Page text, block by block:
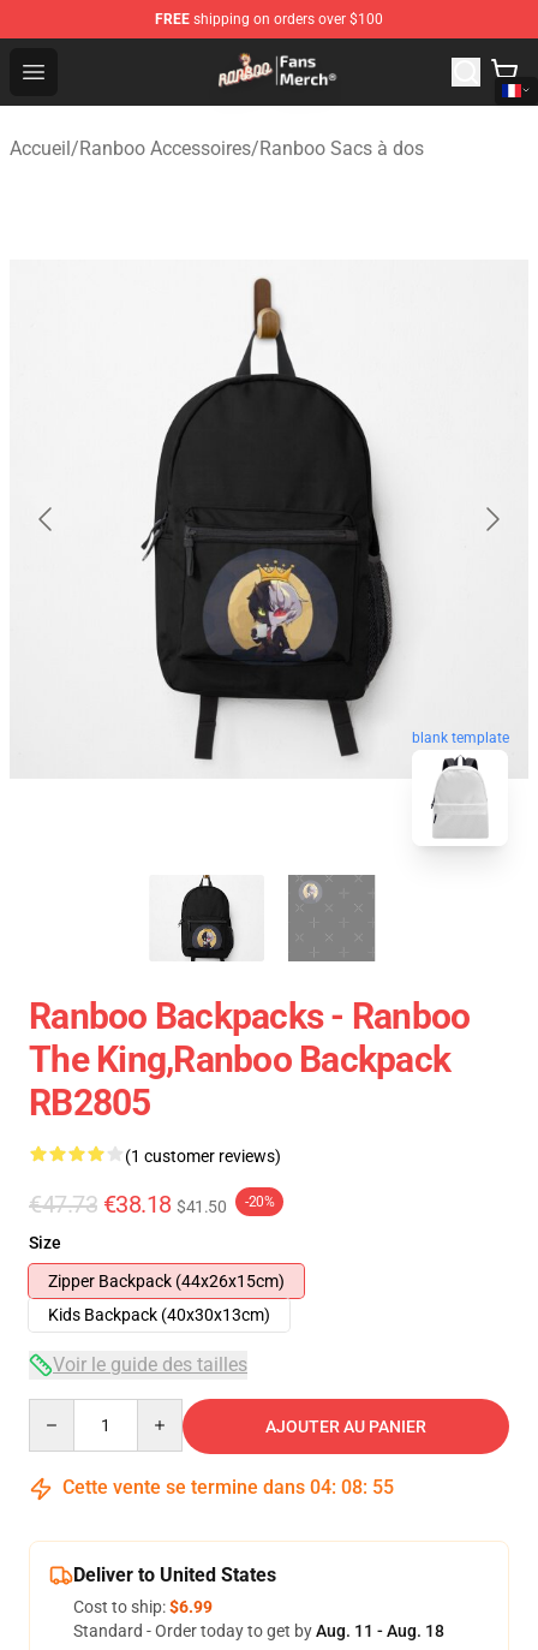
FREE shipping on orders over $100
Open menu
Ranboo Store - Official Ranboo Merchandise Shop
Accueil/Ranboo Accessoires/Ranboo Sacs à dos
blank template
Ranboo Backpacks - Ranboo
The King,Ranboo Backpack
RB2805
(1 customer reviews)
€47.73 €38.18 $41.50 -20%
Size
Zipper Backpack (44x26x15cm)
Kids Backpack (40x30x13cm)
Voir le guide des tailles
AJOUTER AU PANIER
Cette vente se termine dans 04: 08: 54
Deliver to United States
Cost to ship:$6.99
Standard - Order today to get byAug. 11 - Aug. 18